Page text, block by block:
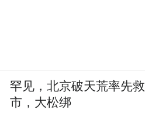
罕见，北京破天荒率先救
市，大松绑